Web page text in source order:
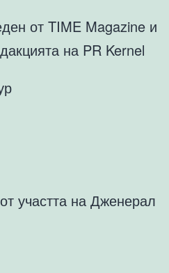
от TIME Magazine и
на PR Kernel
участта на Дженерал